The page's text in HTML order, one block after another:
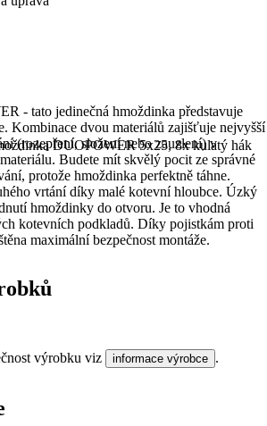
DUOPOWER 5x25, 8x kulatý hák
- tato jedinečná hmoždinka představuje
Kombinace dvou materiálů zajišťuje nejvyšší
(rozepření, složení nebo zauzlení) v
Budete mít skvělý pocit ze správné
protože hmoždinka perfektně táhne.
vrtání díky malé kotevní hloubce. Úzký
hmoždinky do otvoru. Je to vhodná
kotevních podkladů. Díky pojistkám proti
maximální bezpečnost montáže.
výrobku viz informace výrobce .